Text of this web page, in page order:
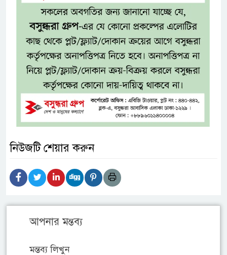
নিউজটি শেয়ার করুন
আপনার মন্তব্য
মন্তব্য লিখুন